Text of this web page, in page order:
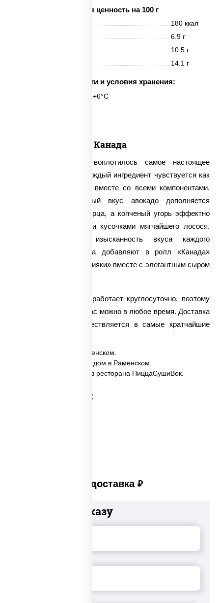
Пищевая ценность на 100 г
180 ккал
6.9 г
10.5 г
14.1 г
Срок годности и условия хранения:
6 часов при t° от +2°C до +6°C
Канада
В роллах «Канада» воплотилось самое настоящее
царство вкуса, в них каждый ингредиент чувствуется как
по отдельности, так и вместе со всеми компонентами.
Сочный и сладковатый вкус авокадо дополняется
ароматной зеленью огурца, а копченый угорь эффектно
гармонирует с жирными кусочками мягчайшего лосося.
Чтобы подчеркнуть изысканность вкуса каждого
продукта, наши повара добавляют в ролл «Канада»
специальный соус «Терияки» вместе с элегантным сыром
Наша служба заказов работает круглосуточно, поэтому
заказать это блюдо у нас можно в любое время. Доставка
ролла «Канада» осуществляется в самые кратчайшие
✅ Канада заказать в Раменском.
✅ Канада с доставкой на дом в Раменском.
✅ Канада в Раменском из ресторана ПиццаСушиВок.
Категории товара:
Платная доставка руб
Добавьте к заказу